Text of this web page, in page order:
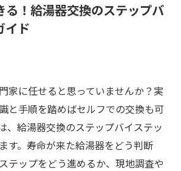
る！給湯器交換のステップバ
イド
家に任せると思っていませんか？実
と手順を踏めばセルフでの交換も可
、給湯器交換のステップバイステッ
す。寿命が来た給湯器をどう判断
テップをどう進めるか、現地調査や